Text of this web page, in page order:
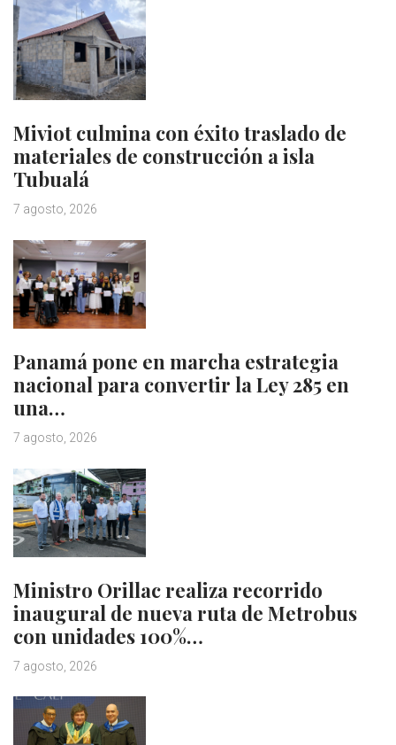
Miviot culmina con éxito traslado de
materiales de construcción a isla
Tubualá
7 agosto, 2026
Panamá pone en marcha estrategia
nacional para convertir la Ley 285 en
una…
7 agosto, 2026
Ministro Orillac realiza recorrido
inaugural de nueva ruta de Metrobus
con unidades 100%…
7 agosto, 2026